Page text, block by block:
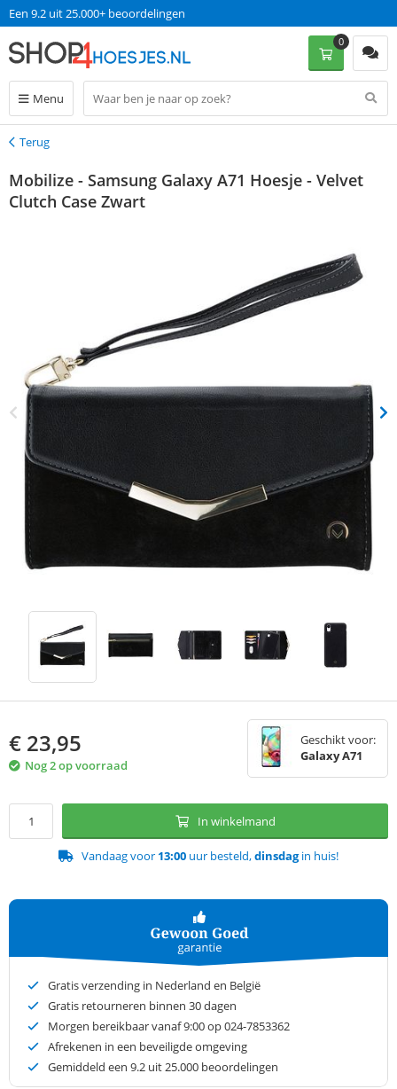
Een 9.2 uit 25.000+ beoordelingen
Menu
0
Terug
Terug
Mobilize - Samsung Galaxy A71 Hoesje - Velvet
Clutch Case Zwart
€ 23,95
Nog 2 op voorraad
Geschikt voor:
Galaxy A71
In winkelmand
Vandaag voor 13:00 uur besteld,dinsdagin huis!
Gratis verzending in Nederland en België
Gratis retourneren binnen 30 dagen
Morgen bereikbaar vanaf 9:00 op 024-7853362
Afrekenen in een beveiligde omgeving
Gemiddeld een 9.2 uit 25.000 beoordelingen